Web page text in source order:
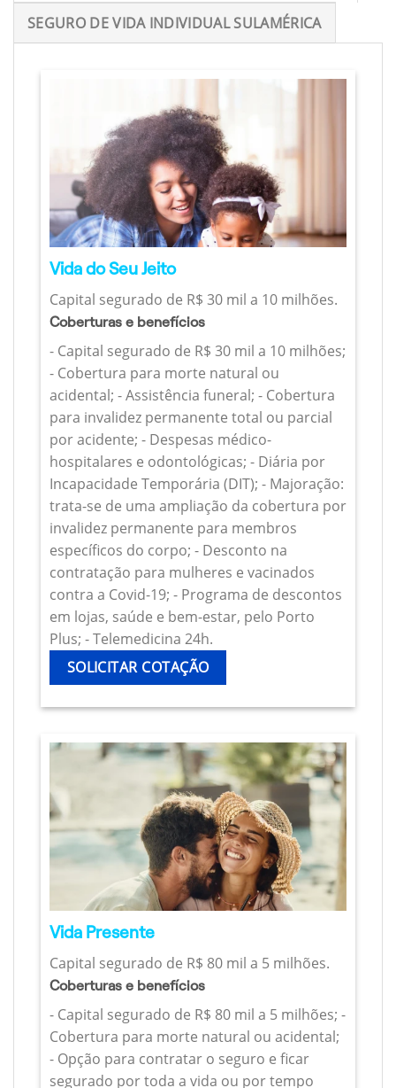
SEGURO DE VIDA INDIVIDUAL SULAMÉRICA
Vida do Seu Jeito
Capital segurado de R$ 30 mil a 10 milhões.
Coberturas e benefícios
- Capital segurado de R$ 30 mil a 10 milhões;
- Cobertura para morte natural ou
acidental; - Assistência funeral; - Cobertura
para invalidez permanente total ou parcial
por acidente; - Despesas médico-
hospitalares e odontológicas; - Diária por
Incapacidade Temporária (DIT); - Majoração:
trata-se de uma ampliação da cobertura por
invalidez permanente para membros
específicos do corpo; - Desconto na
contratação para mulheres e vacinados
contra a Covid-19; - Programa de descontos
em lojas, saúde e bem-estar, pelo Porto
Plus; - Telemedicina 24h.
SOLICITAR COTAÇÃO
Vida Presente
Capital segurado de R$ 80 mil a 5 milhões.
Coberturas e benefícios
- Capital segurado de R$ 80 mil a 5 milhões; -
Cobertura para morte natural ou acidental;
- Opção para contratar o seguro e ficar
segurado por toda a vida ou por tempo